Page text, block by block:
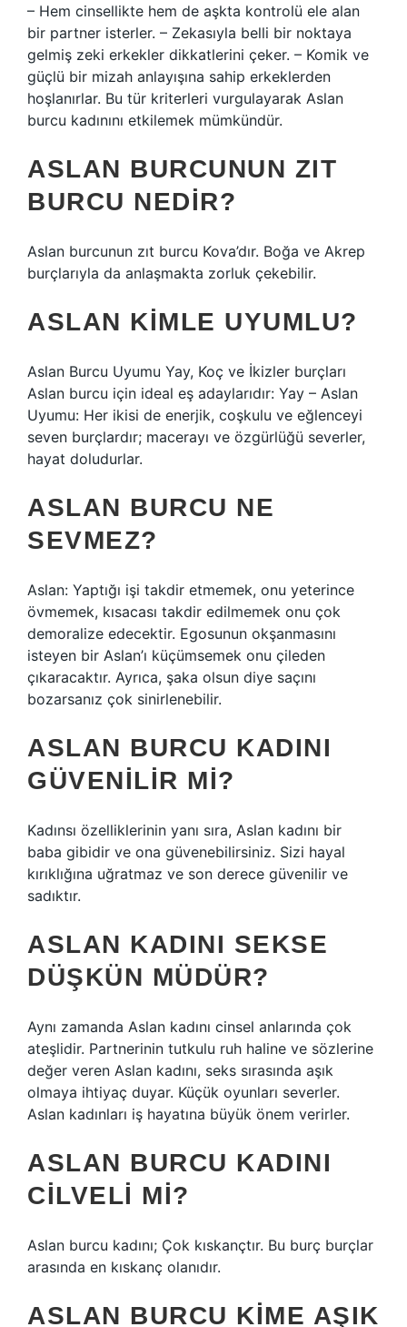
– Hem cinsellikte hem de aşkta kontrolü ele alan
bir partner isterler. – Zekasıyla belli bir noktaya
gelmiş zeki erkekler dikkatlerini çeker. – Komik ve
güçlü bir mizah anlayışına sahip erkeklerden
hoşlanırlar. Bu tür kriterleri vurgulayarak Aslan
burcu kadınını etkilemek mümkündür.
ASLAN BURCUNUN ZIT
BURCU NEDIR?
Aslan burcunun zıt burcu Kova’dır. Boğa ve Akrep
burçlarıyla da anlaşmakta zorluk çekebilir.
ASLAN KIMLE UYUMLU?
Aslan Burcu Uyumu Yay, Koç ve İkizler burçları
Aslan burcu için ideal eş adaylarıdır: Yay – Aslan
Uyumu: Her ikisi de enerjik, coşkulu ve eğlenceyi
seven burçlardır; macerayı ve özgürlüğü severler,
hayat doludurlar.
ASLAN BURCU NE
SEVMEZ?
Aslan: Yaptığı işi takdir etmemek, onu yeterince
övmemek, kısacası takdir edilmemek onu çok
demoralize edecektir. Egosunun okşanmasını
isteyen bir Aslan’ı küçümsemek onu çileden
çıkaracaktır. Ayrıca, şaka olsun diye saçını
bozarsanız çok sinirlenebilir.
ASLAN BURCU KADINI
GÜVENILIR MI?
Kadınsı özelliklerinin yanı sıra, Aslan kadını bir
baba gibidir ve ona güvenebilirsiniz. Sizi hayal
kırıklığına uğratmaz ve son derece güvenilir ve
sadıktır.
ASLAN KADINI SEKSE
DÜŞKÜN MÜDÜR?
Aynı zamanda Aslan kadını cinsel anlarında çok
ateşlidir. Partnerinin tutkulu ruh haline ve sözlerine
değer veren Aslan kadını, seks sırasında aşık
olmaya ihtiyaç duyar. Küçük oyunları severler.
Aslan kadınları iş hayatına büyük önem verirler.
ASLAN BURCU KADINI
CILVELI MI?
Aslan burcu kadını; Çok kıskançtır. Bu burç burçlar
arasında en kıskanç olanıdır.
ASLAN BURCU KIME AŞIK